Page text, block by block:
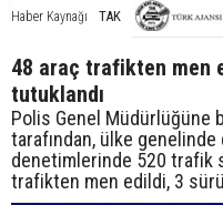
Haber Kaynağı TAK
48 araç trafikten men
tutuklandı
Polis Genel Müdürlüğüne
tarafından, ülke
denetimlerinde 520 trafik
trafikten men edildi, 3